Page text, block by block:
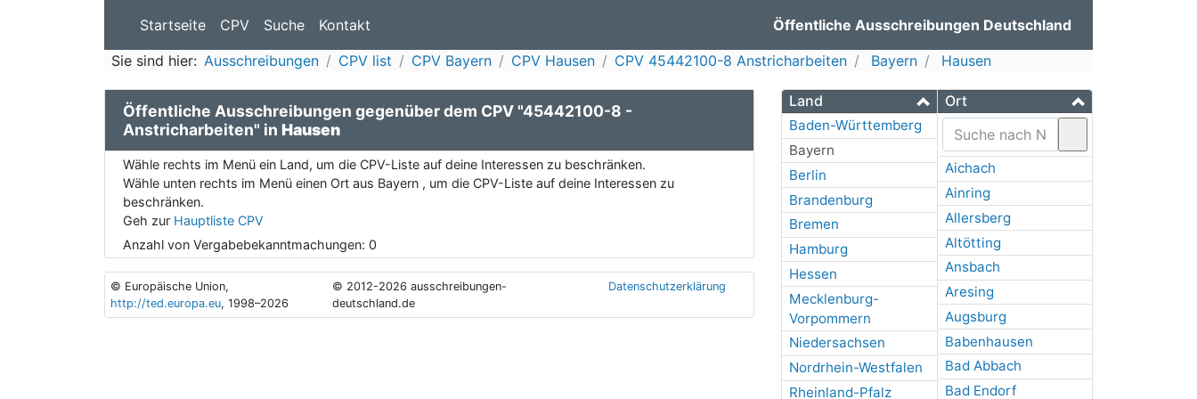
Startseite CPV Suche Kontakt Öffentliche Ausschreibungen Deutschland
Sie sind hier: Ausschreibungen CPV list CPV Bayern CPV Hausen CPV 45442100-8 Anstricharbeiten Bayern Hausen
Land
Baden-Württemberg
Bayern
Berlin
Brandenburg
Bremen
Hamburg
Hessen
Mecklenburg-
Vorpommern
Niedersachsen
Nordrhein-Westfalen
Rheinland-Pfalz
Ort
Aichach
Ainring
Allersberg
Altötting
Ansbach
Aresing
Augsburg
Babenhausen
Bad Abbach
Bad Endorf
Öffentliche Ausschreibungen gegenüber dem CPV "45442100-8 -
Anstricharbeiten" in Hausen
Wähle rechts im Menü ein Land, um die CPV-Liste auf deine Interessen zu beschränken.
Wähle unten rechts im Menü einen Ort aus Bayern , um die CPV-Liste auf deine Interessen zu
beschränken.
Geh zur Hauptliste CPV
Anzahl von Vergabebekanntmachungen: 0
© Europäische Union,
http://ted.europa.eu, 1998–2026
© 2012-2026 ausschreibungen-
deutschland.de
Datenschutzerklärung